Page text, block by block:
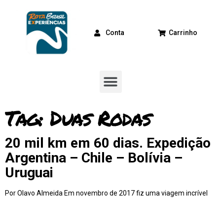
Conta Carrinho
Tag: Duas Rodas
20 mil km em 60 dias. Expedição
Argentina – Chile – Bolívia –
Uruguai
Por Olavo Almeida Em novembro de 2017 fiz uma viagem incrível